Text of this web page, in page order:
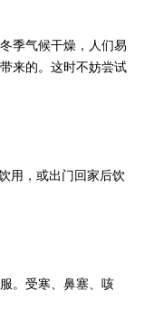
季气候干燥，人们易
来的。这时不妨尝试
用，或出门回家后饮
。受寒、鼻塞、咳